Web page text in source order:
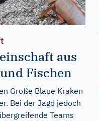
aus
Fischen
Große Blaue Kraken
Bei der Jagd jedoch
Teams